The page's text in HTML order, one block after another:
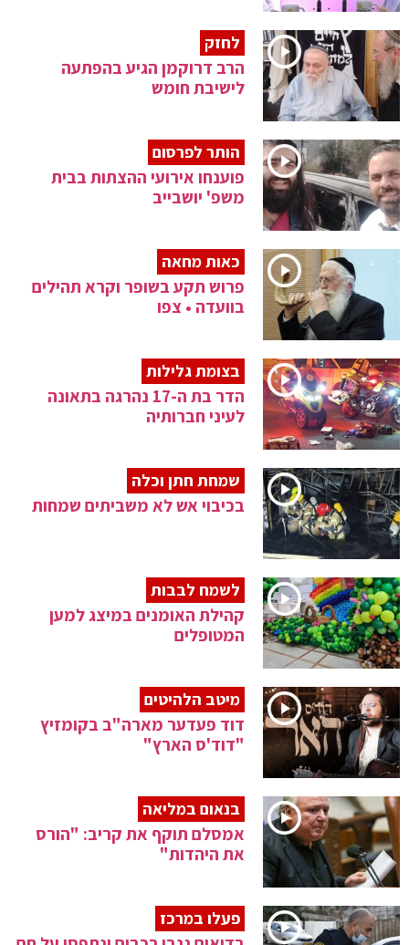
לחזק
הרב דרוקמן הגיע בהפתעה
לישיבת חומש
הותר לפרסום
פוענחו אירועי ההצתות בבית
משפ' יושבייב
כאות מחאה
פרוש תקע בשופר וקרא תהילים
בוועדה • צפו
בצומת גלילות
הדר בת ה-17 נהרגה בתאונה
לעיני חברותיה
שמחת חתן וכלה
בכיבוי אש לא משביתים שמחות
לשמח לבבות
קהילת האומנים במיצג למען
המטופלים
מיטב הלהיטים
דוד פעדער מארה"ב בקומזיץ
"דוד'ס הארץ"
בנאום במליאה
אמסלם תוקף את קריב: "הורס
את היהדות"
פעלו במרכז